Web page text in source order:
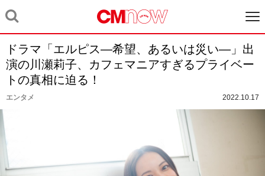
ドラマ「エルピス―希望、あるいは災い―」出
演の川瀬莉子、カフェマニアすぎるプライベー
トの真相に迫る！
エンタメ 2022.10.17